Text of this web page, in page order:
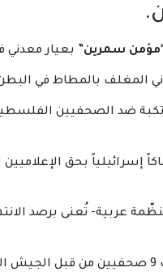
مؤمن سمرين” بعيار
المغلف بالمطاط في
ضد الصحفيين
أن شهر مايو/ أيار المنصرم شهد أكثر من 37 انتهاكاً
عربية- تُعنى برصد
وذكرت أن شهر مايو الماضي شهد تسجيل إصابة